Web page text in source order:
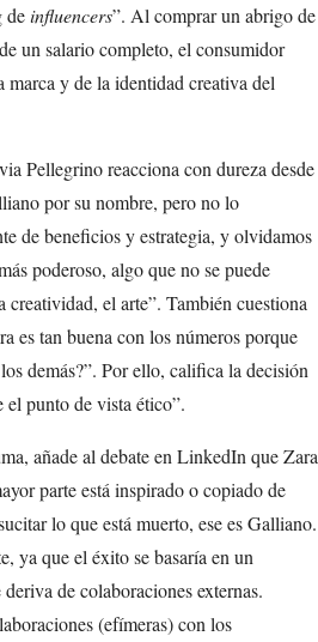
deinfluencers”. Al comprar un abrigo de
un salario completo, el consumidor
marca y de la identidad creativa del
Pellegrino reacciona con dureza desde
por su nombre, pero no lo
de beneficios y estrategia, y olvidamos
poderoso, algo que no se puede
el arte”. También cuestiona
es tan buena con los números porque
demás?”. Por ello, califica la decisión
el punto de vista ético”.
añade al debate en LinkedIn que Zara
parte está inspirado o copiado de
lo que está muerto, ese es Galliano.
ya que el éxito se basaría en un
de colaboraciones externas.
(efímeras) con los